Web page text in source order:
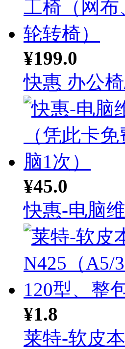
¥199.0
快惠 办公
¥45.0
快惠-电脑
¥1.8
莱特-软皮